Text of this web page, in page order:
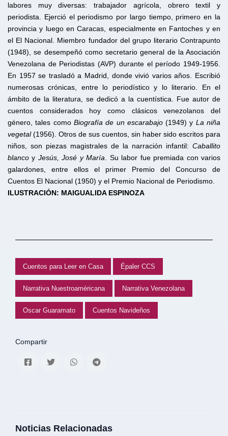
labores muy diversas: trabajador agrícola, obrero textil y
periodista. Ejerció el periodismo por largo tiempo, primero en la
provincia y luego en Caracas, especialmente en Fantoches y en
el El Nacional. Miembro fundador del grupo literario Contrapunto
(1948), se desempeñó como secretario general de la Asociación
Venezolana de Periodistas (AVP) durante el período 1949-1956.
En 1957 se trasladó a Madrid, donde vivió varios años. Escribió
numerosas crónicas, entre lo periodístico y lo literario. En el
ámbito de la literatura, se dedicó a la cuentística. Fue autor de
cuentos considerados hoy como clásicos venezolanos del
género, tales como Biografía de un escarabajo(1949) y La niña
vegetal(1956). Otros de sus cuentos, sin haber sido escritos para
niños, son piezas magistrales de la narración infantil: Caballito
blanco y Jesús, José y María . Su labor fue premiada con varios
galardones, entre ellos el primer Premio del Concurso de
Cuentos El Nacional (1950) y el Premio Nacional de Periodismo.
ILUSTRACIÓN: MAIGUALIDA ESPINOZA
Cuentos para Leer en Casa Épaler CCS
Narrativa Nuestroaméricana Narrativa Venezolana
Oscar Guaramato Cuentos Navideños
Compartir
Noticias Relacionadas